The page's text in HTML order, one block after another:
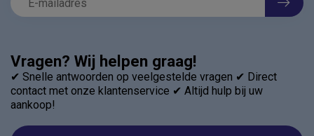
Vragen? Wij helpen graag!
✔ Snelle antwoorden op veelgestelde vragen ✔ Direct
contact met onze klantenservice ✔ Altijd hulp bij uw
aankoop!